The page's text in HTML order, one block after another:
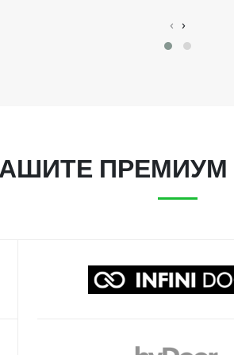
‹ ›
ПРЕМИУМ